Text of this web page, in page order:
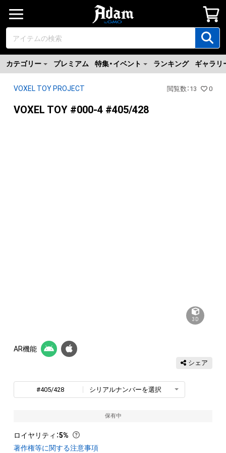
カテゴリー プレミアム 特集・イベント ランキング ギャラリ
VOXEL TOY PROJECT 閲覧数 ： 13 0
VOXEL TOY #000-4 #405/428
3D
AR機能
シェア
#405/428 シリアルナンバーを選択
保有中
ロイヤリティ ：5%
著作権等に関する注意事項